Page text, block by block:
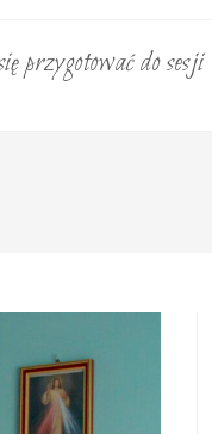
przygotować do sesji